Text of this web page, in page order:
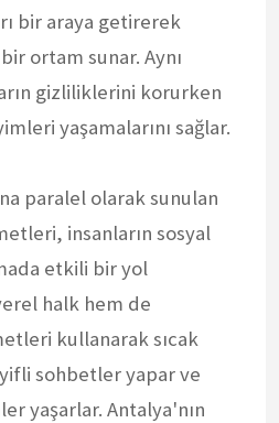
bir araya getirerek
ortam sunar. Aynı
gizliliklerini korurken
yaşamalarını sağlar.
paralel olarak sunulan
insanların sosyal
etkili bir yol
halk hem de
kullanarak sıcak
sohbetler yapar ve
yaşarlar. Antalya'nın